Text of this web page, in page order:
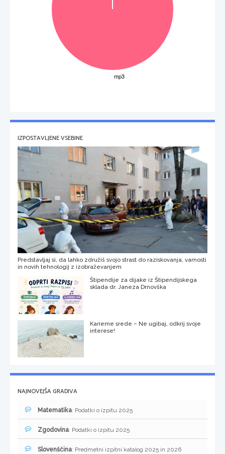
IZPOSTAVLJENE VSEBINE
Predstavljaj si, da lahko združiš svojo strast do raziskovanja, varnosti
in novih tehnologij z izobraževanjem
Štipendije za dijake iz Štipendijskega
sklada dr. Janeza Drnovška
Karierne srede – Ne ugibaj, odkrij svoje
interese!
NAJNOVEJŠA GRADIVA
Matematika: Podatki o izpitu 2025
Zgodovina: Podatki o izpitu 2025
Slovenščina: Predmetni izpitni katalog 2025 in 2026